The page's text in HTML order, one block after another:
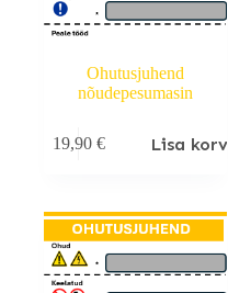
Ohutusjuhend
nõudepesumasin
19,90 € Lisa korvi